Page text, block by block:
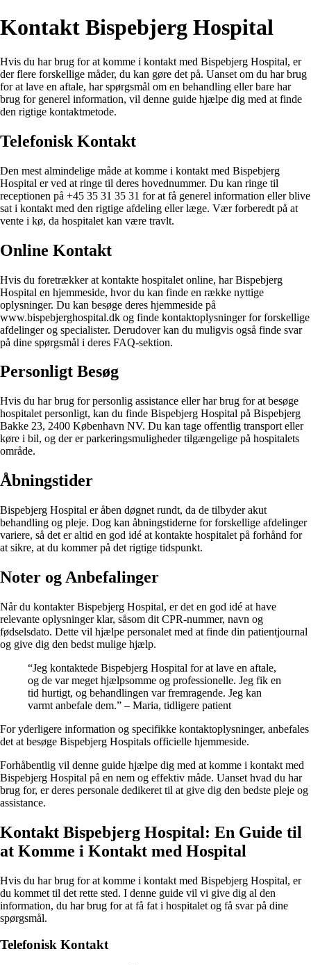
Kontakt Bispebjerg Hospital
Hvis du har brug for at komme i kontakt med Bispebjerg Hospital, er
der flere forskellige måder, du kan gøre det på. Uanset om du har brug
for at lave en aftale, har spørgsmål om en behandling eller bare har
brug for generel information, vil denne guide hjælpe dig med at finde
den rigtige kontaktmetode.
Telefonisk Kontakt
Den mest almindelige måde at komme i kontakt med Bispebjerg
Hospital er ved at ringe til deres hovednummer. Du kan ringe til
receptionen på +45 35 31 35 31 for at få generel information eller blive
sat i kontakt med den rigtige afdeling eller læge. Vær forberedt på at
vente i kø, da hospitalet kan være travlt.
Online Kontakt
Hvis du foretrækker at kontakte hospitalet online, har Bispebjerg
Hospital en hjemmeside, hvor du kan finde en række nyttige
oplysninger. Du kan besøge deres hjemmeside på
www.bispebjerghospital.dk og finde kontaktoplysninger for forskellige
afdelinger og specialister. Derudover kan du muligvis også finde svar
på dine spørgsmål i deres FAQ-sektion.
Personligt Besøg
Hvis du har brug for personlig assistance eller har brug for at besøge
hospitalet personligt, kan du finde Bispebjerg Hospital på Bispebjerg
Bakke 23, 2400 København NV. Du kan tage offentlig transport eller
køre i bil, og der er parkeringsmuligheder tilgængelige på hospitalets
område.
Åbningstider
Bispebjerg Hospital er åben døgnet rundt, da de tilbyder akut
behandling og pleje. Dog kan åbningstiderne for forskellige afdelinger
variere, så det er altid en god idé at kontakte hospitalet på forhånd for
at sikre, at du kommer på det rigtige tidspunkt.
Noter og Anbefalinger
Når du kontakter Bispebjerg Hospital, er det en god idé at have
relevante oplysninger klar, såsom dit CPR-nummer, navn og
fødselsdato. Dette vil hjælpe personalet med at finde din patientjournal
og give dig den bedst mulige hjælp.
“Jeg kontaktede Bispebjerg Hospital for at lave en aftale,
og de var meget hjælpsomme og professionelle. Jeg fik en
tid hurtigt, og behandlingen var fremragende. Jeg kan
varmt anbefale dem.” – Maria, tidligere patient
For yderligere information og specifikke kontaktoplysninger, anbefales
det at besøge Bispebjerg Hospitals officielle hjemmeside.
Forhåbentlig vil denne guide hjælpe dig med at komme i kontakt med
Bispebjerg Hospital på en nem og effektiv måde. Uanset hvad du har
brug for, er deres personale dedikeret til at give dig den bedste pleje og
assistance.
Kontakt Bispebjerg Hospital: En Guide til
at Komme i Kontakt med Hospital
Hvis du har brug for at komme i kontakt med Bispebjerg Hospital, er
du kommet til det rette sted. I denne guide vil vi give dig al den
information, du har brug for at få fat i hospitalet og få svar på dine
spørgsmål.
Telefonisk Kontakt